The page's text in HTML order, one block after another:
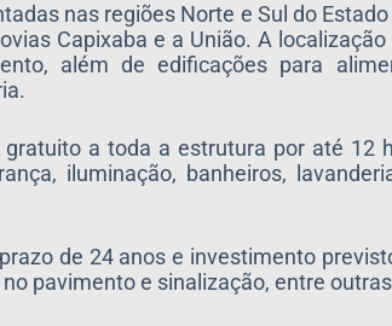
nas regiões Norte e Sul do
Capixaba e a União. A
além de edificações para
gratuito a toda a estrutura por até 12
iluminação, banheiros,
de 24 anos e investimento
pavimento e sinalização, entre